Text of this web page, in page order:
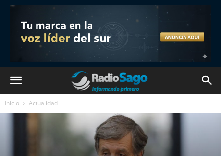
Inicio Actualidad